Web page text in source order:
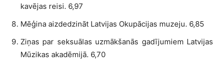
kavējas reisi. 6,97
Mēģina aizdedzināt Latvijas Okupācijas muzeju. 6,85
Ziņas par seksuālas uzmākšanās gadījumiem Latvijas
Mūzikas akadēmijā. 6,70